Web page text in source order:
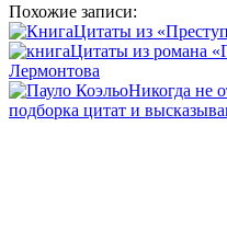
Похожие записи:
Цитаты из
Цитаты из романа
Лермонтова
Никогда не
подборка цитат и